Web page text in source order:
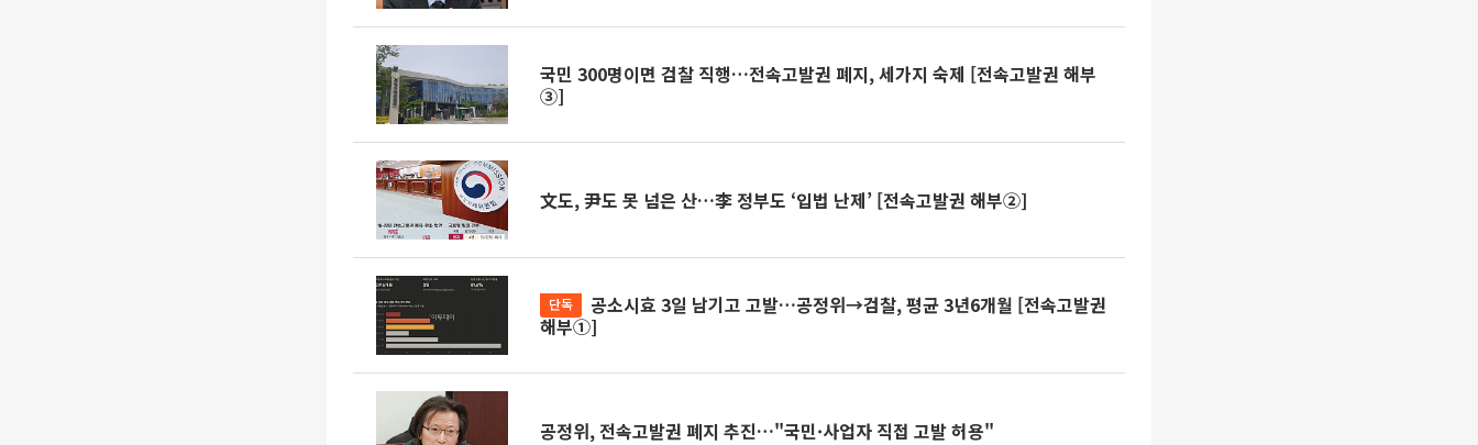
국민 300명이면 검찰 직행…전속고발권 폐지, 세가지 숙제 [전속고발권 해부
③]
文도, 尹도 못 넘은 산…李 정부도 ‘입법 난제’ [전속고발권 해부②]
단독
해부①]
공정위, 전속고발권 폐지 추진…"국민·사업자 직접 고발 허용"